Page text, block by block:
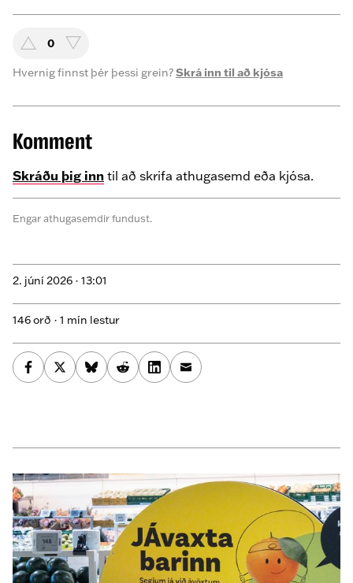
0
Hvernig finnst þér þessi grein?Skrá inn til að kjósa
Komment
Skráðu þig inn til að skrifa athugasemd eða kjósa.
Engar athugasemdir fundust.
2. júní 2026 · 13:01
146 orð · 1 mín lestur